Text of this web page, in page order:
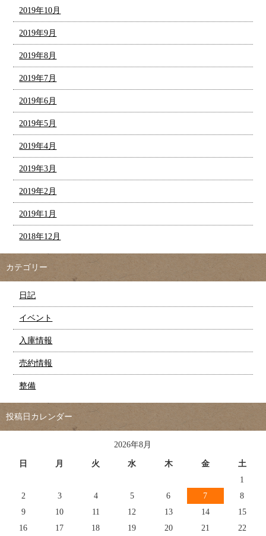
2019年10月
2019年9月
2019年8月
2019年7月
2019年6月
2019年5月
2019年4月
2019年3月
2019年2月
2019年1月
2018年12月
カテゴリー
日記
イベント
入庫情報
売約情報
整備
投稿日カレンダー
2026年8月
日 月 火 水 木 金
土
1
2
3 4 5 6 7
8
9
10 11 12 13 14
15
16
17 18 19 20 21 22